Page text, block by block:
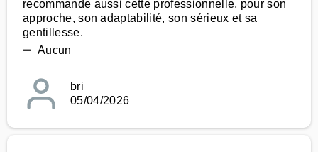
recommande aussi cette professionnelle, pour son
approche, son adaptabilité, son sérieux et sa
gentillesse.
➖ Aucun
bri
05/04/2026